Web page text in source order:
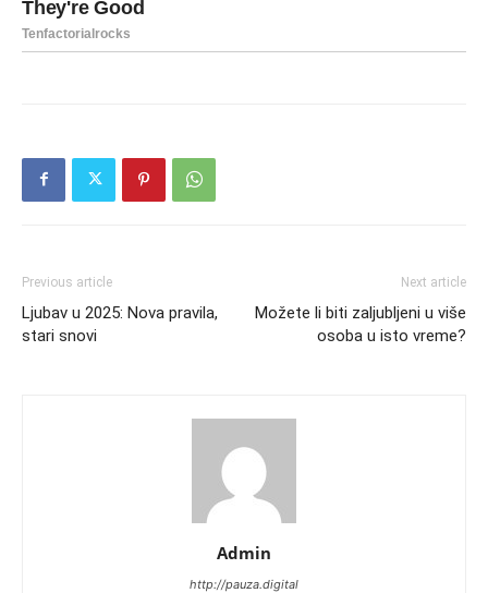
Previous article
Ljubav u 2025: Nova pravila,
stari snovi
Next article
Možete li biti zaljubljeni u više
osoba u isto vreme?
Admin
http://pauza.digital